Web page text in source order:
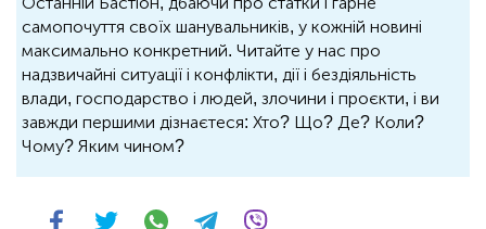
самопочуття своїх шанувальників, у кожній новині
максимально конкретний. Читайте у нас про
надзвичайні ситуації і конфлікти, дії і бездіяльність
влади, господарство і людей, злочини і проєкти, і ви
завжди першими дізнаєтеся: Хто? Що? Де? Коли?
Чому? Яким чином?